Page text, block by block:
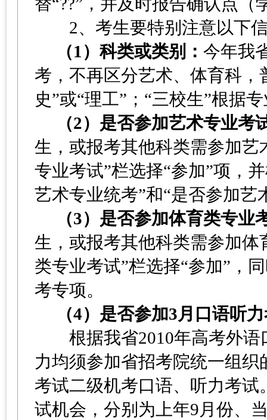
2、考生要特别注意以下信
（1）科类或类别： 今年我
考，不再区分艺术、体育科，
史”或“理工”；“三校生”根据
（2）是否参加艺术专业考
生，或报考其他科类需参加
专业考试”栏选择“参加”项，
艺术专业统考”和“是否参加
（3）是否参加体育类专业
生，或报考其他科类需参加
类专业考试”栏选择“参加”，
考专项。
（4）是否参加3月口语听
根据我省2010年高考外语
力均须参加省招考院统一组
考试二级机考口语、听力考
试机会，分别为上年9月份、